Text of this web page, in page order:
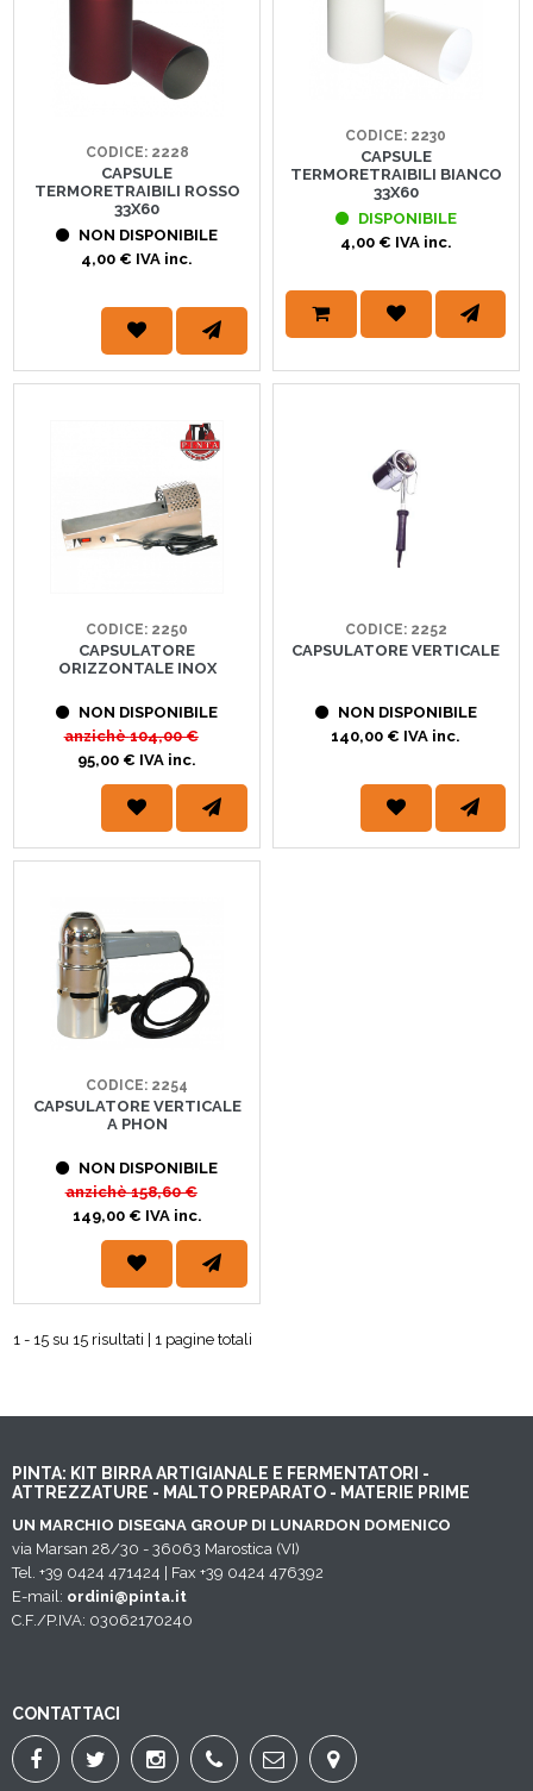
CODICE: 2228
CAPSULE
TERMORETRAIBILI ROSSO
33X60
NON DISPONIBILE
4,00 € IVA inc.
CODICE: 2230
CAPSULE
TERMORETRAIBILI BIANCO
33X60
DISPONIBILE
4,00 € IVA inc.
CODICE: 2250
CAPSULATORE
ORIZZONTALE INOX
NON DISPONIBILE
anzichè104,00 €
95,00 € IVA inc.
CODICE: 2252
CAPSULATORE VERTICALE
NON DISPONIBILE
140,00 € IVA inc.
CODICE: 2254
CAPSULATORE VERTICALE
A PHON
NON DISPONIBILE
anzichè158,60 €
149,00 € IVA inc.
1 - 15 su 15 risultati | 1 pagine totali
PINTA: KIT BIRRA ARTIGIANALE E FERMENTATORI -
ATTREZZATURE - MALTO PREPARATO - MATERIE PRIME
UN MARCHIO DISEGNA GROUP DI LUNARDON DOMENICO
via Marsan 28/30 - 36063 Marostica (VI)
Tel. +39 0424 471424 | Fax +39 0424 476392
E-mail: ordini@pinta.it
C.F./P.IVA: 03062170240
CONTATTACI